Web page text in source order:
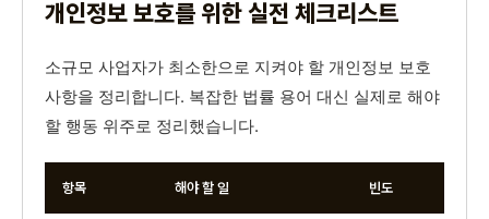
개인정보 보호를 위한 실전 체크리스트
소규모 사업자가 최소한으로 지켜야 할 개인정보 보호
사항을 정리합니다. 복잡한 법률 용어 대신 실제로 해야
할 행동 위주로 정리했습니다.
항목 해야 할 일 빈도